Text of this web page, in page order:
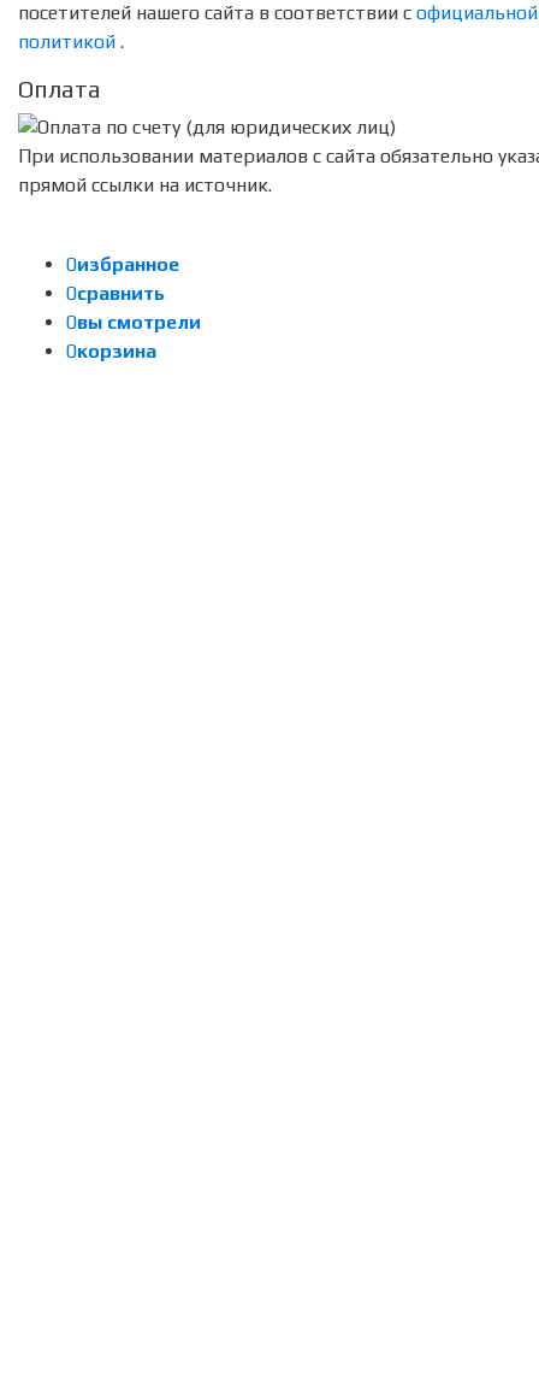
посетителей нашего сайта в соответствии с официальной
политикой .
Оплата
При использовании материалов с сайта обязательно
прямой ссылки на источник.
0избранное
0сравнить
0вы смотрели
0корзина